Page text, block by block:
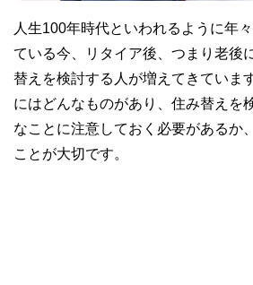
人生100年時代といわれるように年
ている今、リタイア後、つまり老後
替えを検討する人が増えてきていま
にはどんなものがあり、住み替えを
なことに注意しておく必要があるか
ことが大切です。